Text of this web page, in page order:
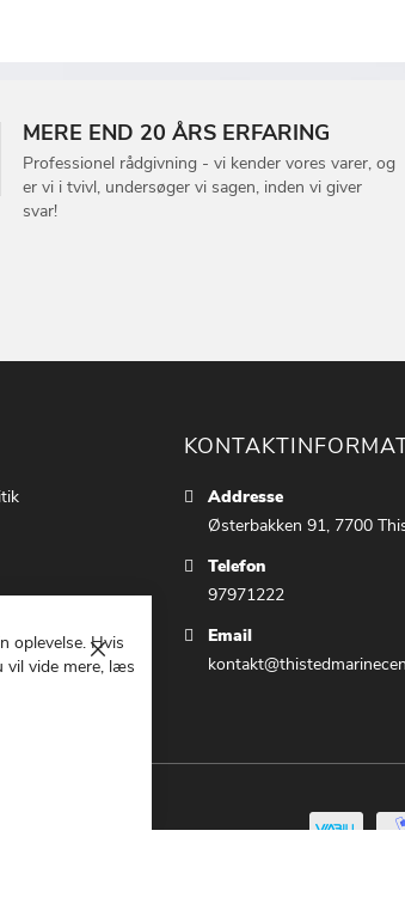
MERE END 20 ÅRS ERFARING
Professionel rådgivning - vi kender vores varer, og
er vi i tvivl, undersøger vi sagen, inden vi giver
svar!
Addresse
Østerbakken 91, 7700
Telefon
97971222
Email
Luk
oplevelse. Hvis
vil vide mere, læs